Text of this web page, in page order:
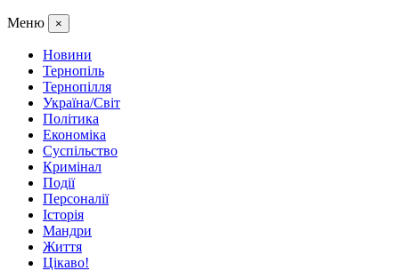
Меню ×
Новини
Тернопіль
Тернопілля
Україна/Світ
Політика
Економіка
Суспільство
Кримінал
Події
Персоналії
Історія
Мандри
Життя
Цікаво!